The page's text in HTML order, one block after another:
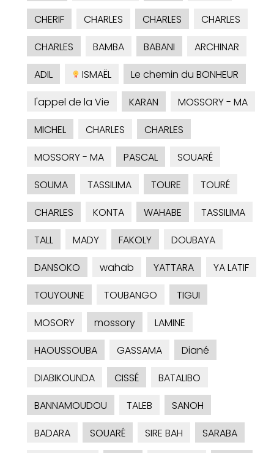
CHERIF
CHARLES CHARLES
CHARLES
CHARLES
BAMBA BABANI
ARCHINAR
ADIL
ISMAËL
Le chemin du BONHEUR
l'appel de la Vie
KARAN
MOSSORY - MA
MICHEL
CHARLES
CHARLES
MOSSORY - MA
PASCAL
SOUARÉ
SOUMA
TASSILIMA TOURE
TOURÉ
CHARLES
KONTA WAHABE
TASSILIMA
TALL
MADY FAKOLY
DOUBAYA
DANSOKO
wahab YATTARA
YA LATIF
TOUYOUNE
TOUBANGO
TIGUI
MOSORY
mossory
LAMINE
HAOUSSOUBA
GASSAMA
Diané
DIABIKOUNDA
CISSÉ
BATALIBO
BANNAMOUDOU
TALEB
SANOH
BADARA
SOUARÉ SIRE BAH
SARABA